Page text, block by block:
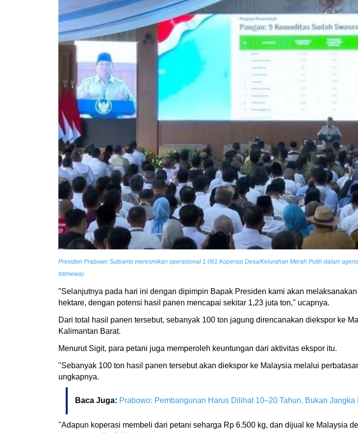
Presiden Prabowo Subianto meresmikan operasional 1.061 Koperasi Desa/Kelurahan Merah Putih dalam
Istimewa)
"Selanjutnya pada hari ini dengan dipimpin Bapak Presiden kami akan
hektare, dengan potensi hasil panen mencapai sekitar 1,23 juta ton," ucapnya.
Dari total hasil panen tersebut, sebanyak 100 ton jagung direncanakan diekspor ke
Kalimantan Barat.
Menurut Sigit, para petani juga memperoleh keuntungan dari aktivitas ekspor itu.
"Sebanyak 100 ton hasil panen tersebut akan diekspor ke Malaysia melalui
ungkapnya.
Baca Juga: Prabowo: Pembangunan Harus Dilihat 10–20 Tahun, Bukan Jangka
"Adapun koperasi membeli dari petani seharga Rp 6.500 kg, dan dijual ke Malaysia